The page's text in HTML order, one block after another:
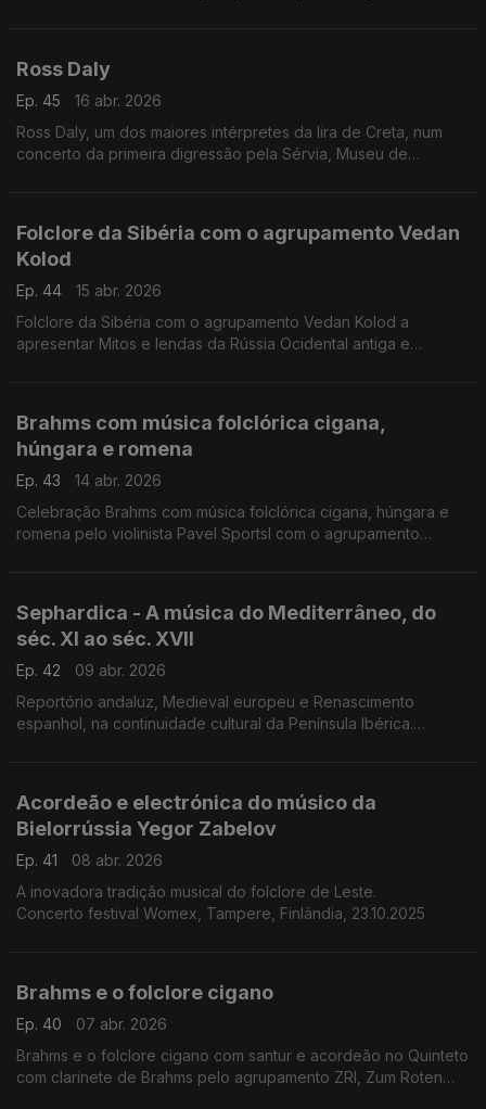
Ross Daly
Ep. 45
16 abr. 2026
Ross Daly, um dos maiores intérpretes da lira de Creta, num
concerto da primeira digressão pela Sérvia, Museu de
Folclore da Sibéria com o agrupamento Vedan
Kolod
Ep. 44
15 abr. 2026
Folclore da Sibéria com o agrupamento Vedan Kolod a
apresentar Mitos e lendas da Rússia Ocidental antiga e
Brahms com música folclórica cigana,
húngara e romena
Ep. 43
14 abr. 2026
Celebração Brahms com música folclórica cigana, húngara e
romena pelo violinista Pavel Sportsl com o agrupamento
Sephardica - A música do Mediterrâneo, do
séc. XI ao séc. XVII
Ep. 42
09 abr. 2026
Reportório andaluz, Medieval europeu e Renascimento
espanhol, na continuidade cultural da Península Ibérica.
Acordeão e electrónica do músico da
Bielorrússia Yegor Zabelov
Ep. 41
08 abr. 2026
A inovadora tradição musical do folclore de Leste.
Concerto festival Womex, Tampere, Finlândia, 23.10.2025
Brahms e o folclore cigano
Ep. 40
07 abr. 2026
Brahms e o folclore cigano com santur e acordeão no Quinteto
com clarinete de Brahms pelo agrupamento ZRI, Zum Roten